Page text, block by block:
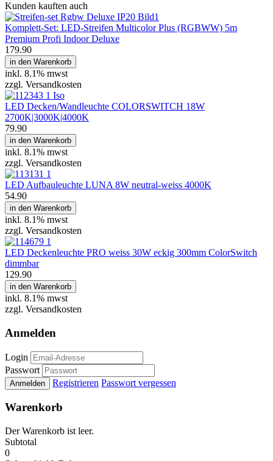
Kunden kauften auch
Komplett-Set: LED-Streifen Multicolor Plus (RGBWW) 5m
Premium Profi Indoor Deluxe
179.90
in den Warenkorb
inkl. 8.1% mwst
zzgl. Versandkosten
LED Decken/Wandleuchte COLORSWITCH 18W
2700K|3000K|4000K
79.90
in den Warenkorb
inkl. 8.1% mwst
zzgl. Versandkosten
LED Aufbauleuchte LUNA 8W neutral-weiss 4000K
54.90
in den Warenkorb
inkl. 8.1% mwst
zzgl. Versandkosten
LED Deckenleuchte PRO weiss 30W eckig 300mm ColorSwitch
dimmbar
129.90
in den Warenkorb
inkl. 8.1% mwst
zzgl. Versandkosten
Anmelden
Login
Passwort
Anmelden Registrieren Passwort vergessen
Warenkorb
Der Warenkorb ist leer.
Subtotal
0